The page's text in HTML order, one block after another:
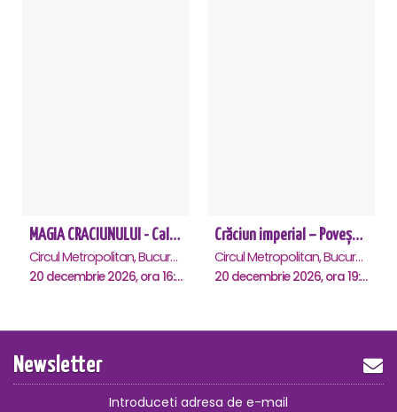
MAGIA CRACIUNULUI - Calatorie muzicala in jurul lumii - Bucuresti
Circul Metropolitan, Bucuresti
20 decembrie 2026, ora 16:00
Crăciun imperial – Povești vieneze - Bucuresti
Circul Metropolitan, Bucuresti
20 decembrie 2026, ora 19:30
Newsletter
Introduceti adresa de e-mail